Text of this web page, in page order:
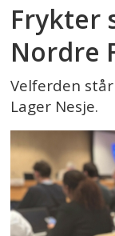
Frykter
Nordre
Velferden
Lager Nesje.